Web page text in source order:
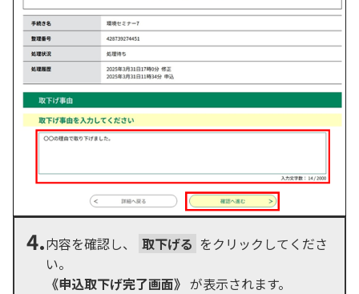
4.内容を確認し、 取下げる をクリックしてくださ
い。
《申込取下げ完了画面》 が表示されます。